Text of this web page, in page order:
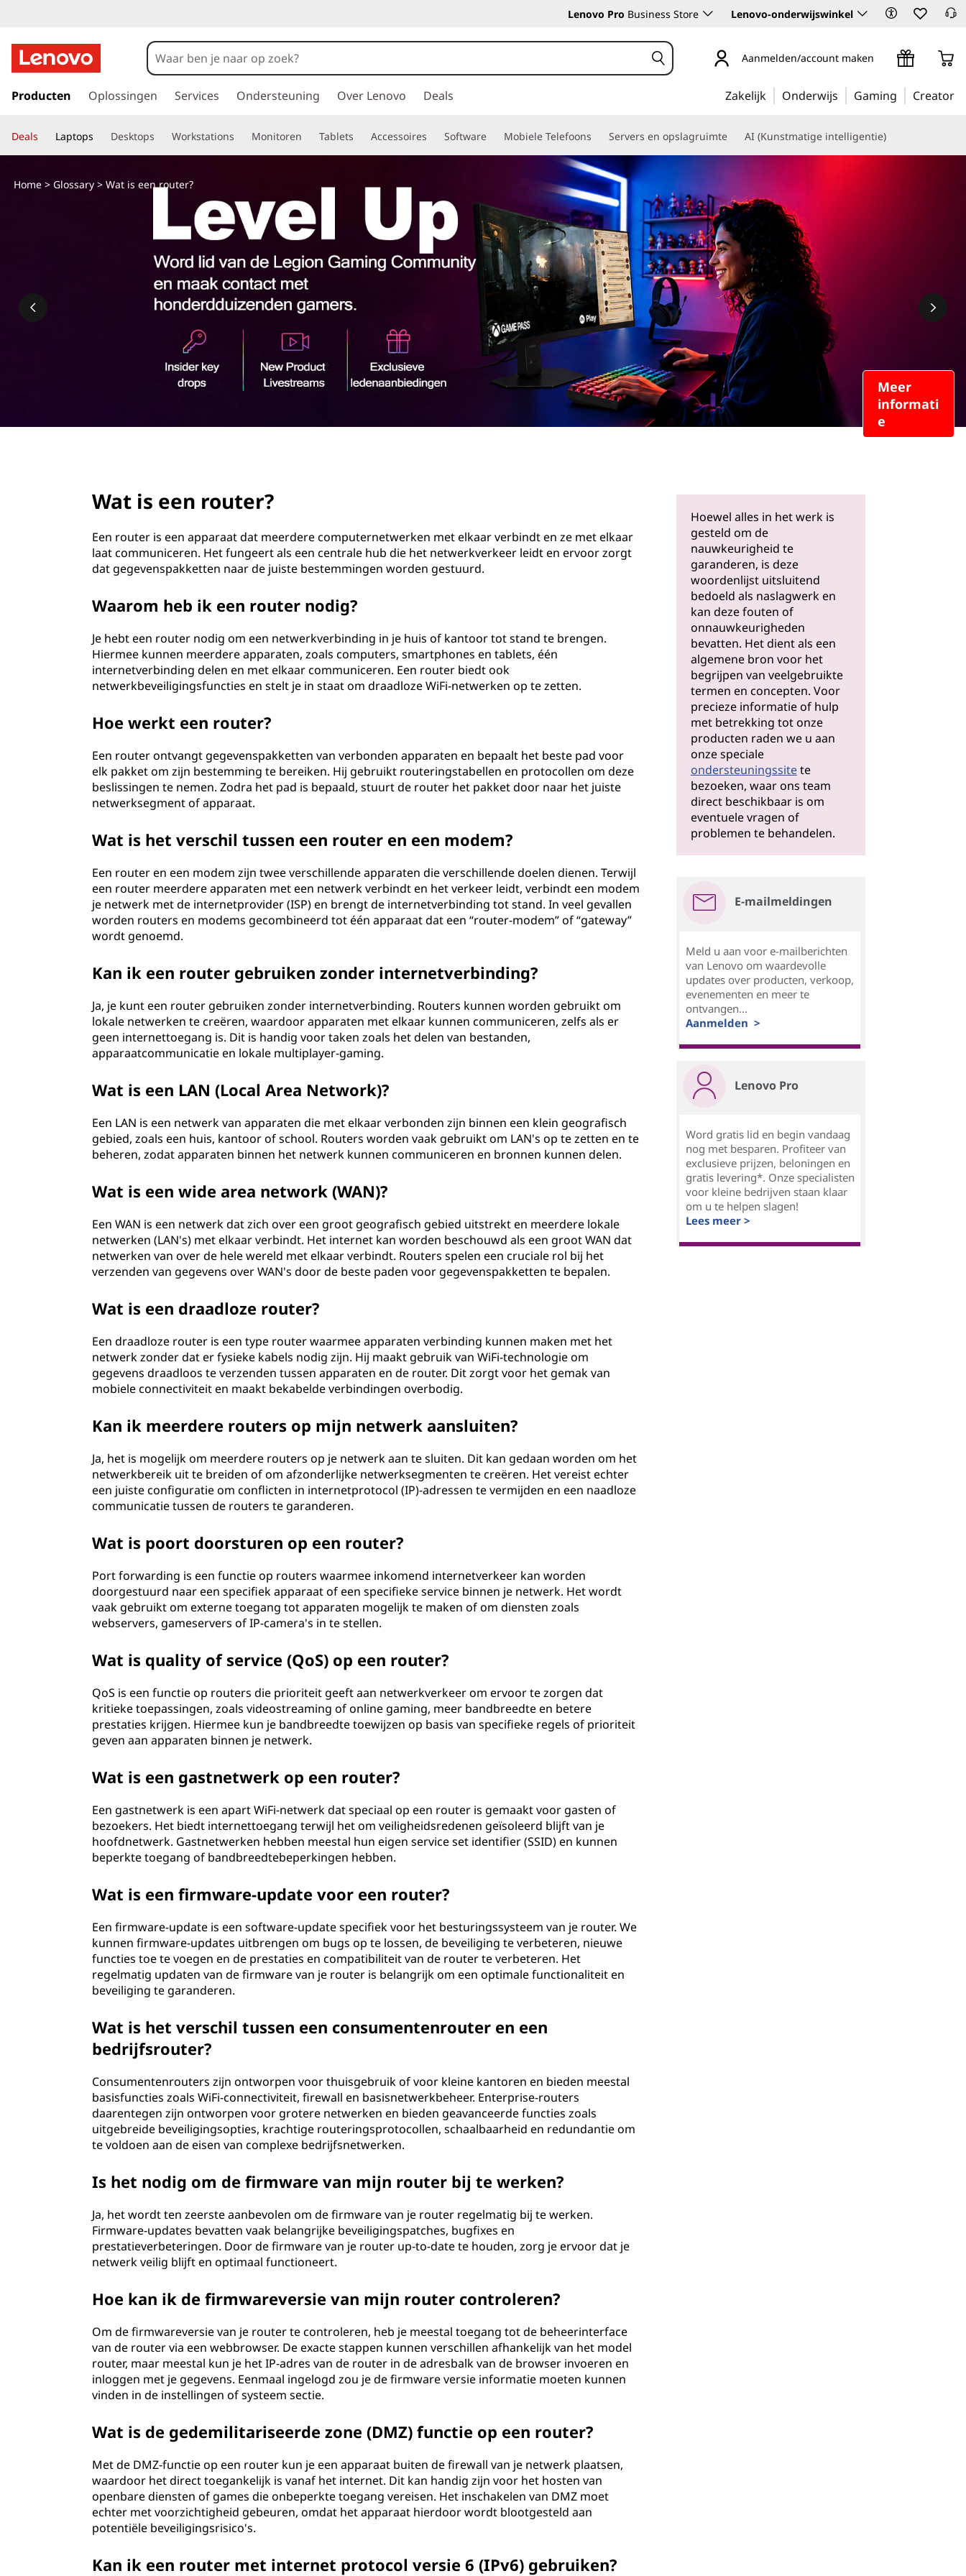
a
Lenovo Pro Business Store Lenovo-onderwijswinkel
a
a
r
e
Aanmelden/account maken
Producten Oplossingen Services Ondersteuning Over Lenovo Deals Zakelijk Onderwijs Gaming Creator
Deals Laptops Desktops Workstations Monitoren Tablets Accessoires Software Mobiele Telefoons Servers en opslagruimte AI (Kunstmatige intelligentie)
Meer
informati
e
Home> Glossary> Wat is een router?
Wat is een router?
Een router is een apparaat dat meerdere computernetwerken met elkaar verbindt en ze met elkaar
laat communiceren. Het fungeert als een centrale hub die het netwerkverkeer leidt en ervoor zorgt
dat gegevenspakketten naar de juiste bestemmingen worden gestuurd.
Waarom heb ik een router nodig?
Je hebt een router nodig om een netwerkverbinding in je huis of kantoor tot stand te brengen.
Hiermee kunnen meerdere apparaten, zoals computers, smartphones en tablets, één
internetverbinding delen en met elkaar communiceren. Een router biedt ook
netwerkbeveiligingsfuncties en stelt je in staat om draadloze WiFi-netwerken op te zetten.
Hoe werkt een router?
Een router ontvangt gegevenspakketten van verbonden apparaten en bepaalt het beste pad voor
elk pakket om zijn bestemming te bereiken. Hij gebruikt routeringstabellen en protocollen om deze
beslissingen te nemen. Zodra het pad is bepaald, stuurt de router het pakket door naar het juiste
netwerksegment of apparaat.
Wat is het verschil tussen een router en een modem?
Een router en een modem zijn twee verschillende apparaten die verschillende doelen dienen. Terwijl
een router meerdere apparaten met een netwerk verbindt en het verkeer leidt, verbindt een modem
je netwerk met de internetprovider (ISP) en brengt de internetverbinding tot stand. In veel gevallen
worden routers en modems gecombineerd tot één apparaat dat een “router-modem” of “gateway”
wordt genoemd.
Kan ik een router gebruiken zonder internetverbinding?
Ja, je kunt een router gebruiken zonder internetverbinding. Routers kunnen worden gebruikt om
lokale netwerken te creëren, waardoor apparaten met elkaar kunnen communiceren, zelfs als er
geen internettoegang is. Dit is handig voor taken zoals het delen van bestanden,
apparaatcommunicatie en lokale multiplayer-gaming.
Wat is een LAN (Local Area Network)?
Een LAN is een netwerk van apparaten die met elkaar verbonden zijn binnen een klein geografisch
gebied, zoals een huis, kantoor of school. Routers worden vaak gebruikt om LAN's op te zetten en te
beheren, zodat apparaten binnen het netwerk kunnen communiceren en bronnen kunnen delen.
Wat is een wide area network (WAN)?
Een WAN is een netwerk dat zich over een groot geografisch gebied uitstrekt en meerdere lokale
netwerken (LAN's) met elkaar verbindt. Het internet kan worden beschouwd als een groot WAN dat
netwerken van over de hele wereld met elkaar verbindt. Routers spelen een cruciale rol bij het
verzenden van gegevens over WAN's door de beste paden voor gegevenspakketten te bepalen.
Wat is een draadloze router?
Een draadloze router is een type router waarmee apparaten verbinding kunnen maken met het
netwerk zonder dat er fysieke kabels nodig zijn. Hij maakt gebruik van WiFi-technologie om
gegevens draadloos te verzenden tussen apparaten en de router. Dit zorgt voor het gemak van
mobiele connectiviteit en maakt bekabelde verbindingen overbodig.
Kan ik meerdere routers op mijn netwerk aansluiten?
Ja, het is mogelijk om meerdere routers op je netwerk aan te sluiten. Dit kan gedaan worden om het
netwerkbereik uit te breiden of om afzonderlijke netwerksegmenten te creëren. Het vereist echter
een juiste configuratie om conflicten in internetprotocol (IP)-adressen te vermijden en een naadloze
communicatie tussen de routers te garanderen.
Wat is poort doorsturen op een router?
Port forwarding is een functie op routers waarmee inkomend internetverkeer kan worden
doorgestuurd naar een specifiek apparaat of een specifieke service binnen je netwerk. Het wordt
vaak gebruikt om externe toegang tot apparaten mogelijk te maken of om diensten zoals
webservers, gameservers of IP-camera's in te stellen.
Wat is quality of service (QoS) op een router?
QoS is een functie op routers die prioriteit geeft aan netwerkverkeer om ervoor te zorgen dat
kritieke toepassingen, zoals videostreaming of online gaming, meer bandbreedte en betere
prestaties krijgen. Hiermee kun je bandbreedte toewijzen op basis van specifieke regels of prioriteit
geven aan apparaten binnen je netwerk.
Wat is een gastnetwerk op een router?
Een gastnetwerk is een apart WiFi-netwerk dat speciaal op een router is gemaakt voor gasten of
bezoekers. Het biedt internettoegang terwijl het om veiligheidsredenen geïsoleerd blijft van je
hoofdnetwerk. Gastnetwerken hebben meestal hun eigen service set identifier (SSID) en kunnen
beperkte toegang of bandbreedtebeperkingen hebben.
Wat is een firmware-update voor een router?
Een firmware-update is een software-update specifiek voor het besturingssysteem van je router. We
kunnen firmware-updates uitbrengen om bugs op te lossen, de beveiliging te verbeteren, nieuwe
functies toe te voegen en de prestaties en compatibiliteit van de router te verbeteren. Het
regelmatig updaten van de firmware van je router is belangrijk om een optimale functionaliteit en
beveiliging te garanderen.
Wat is het verschil tussen een consumentenrouter en een
bedrijfsrouter?
Consumentenrouters zijn ontworpen voor thuisgebruik of voor kleine kantoren en bieden meestal
basisfuncties zoals WiFi-connectiviteit, firewall en basisnetwerkbeheer. Enterprise-routers
daarentegen zijn ontworpen voor grotere netwerken en bieden geavanceerde functies zoals
uitgebreide beveiligingsopties, krachtige routeringsprotocollen, schaalbaarheid en redundantie om
te voldoen aan de eisen van complexe bedrijfsnetwerken.
Is het nodig om de firmware van mijn router bij te werken?
Ja, het wordt ten zeerste aanbevolen om de firmware van je router regelmatig bij te werken.
Firmware-updates bevatten vaak belangrijke beveiligingspatches, bugfixes en
prestatieverbeteringen. Door de firmware van je router up-to-date te houden, zorg je ervoor dat je
netwerk veilig blijft en optimaal functioneert.
Hoe kan ik de firmwareversie van mijn router controleren?
Om de firmwareversie van je router te controleren, heb je meestal toegang tot de beheerinterface
van de router via een webbrowser. De exacte stappen kunnen verschillen afhankelijk van het model
router, maar meestal kun je het IP-adres van de router in de adresbalk van de browser invoeren en
inloggen met je gegevens. Eenmaal ingelogd zou je de firmware versie informatie moeten kunnen
vinden in de instellingen of systeem sectie.
Wat is de gedemilitariseerde zone (DMZ) functie op een router?
Met de DMZ-functie op een router kun je een apparaat buiten de firewall van je netwerk plaatsen,
waardoor het direct toegankelijk is vanaf het internet. Dit kan handig zijn voor het hosten van
openbare diensten of games die onbeperkte toegang vereisen. Het inschakelen van DMZ moet
echter met voorzichtigheid gebeuren, omdat het apparaat hierdoor wordt blootgesteld aan
potentiële beveiligingsrisico's.
Kan ik een router met internet protocol versie 6 (IPv6) gebruiken?
Hoewel alles in het werk is
gesteld om de
nauwkeurigheid te
garanderen, is deze
woordenlijst uitsluitend
bedoeld als naslagwerk en
kan deze fouten of
onnauwkeurigheden
bevatten. Het dient als een
algemene bron voor het
begrijpen van veelgebruikte
termen en concepten. Voor
precieze informatie of hulp
met betrekking tot onze
producten raden we u aan
onze speciale
ondersteuningssitete
bezoeken, waar ons team
direct beschikbaar is om
eventuele vragen of
problemen te behandelen.
E-mailmeldingen
Meld u aan voor e-mailberichten
van Lenovo om waardevolle
updates over producten, verkoop,
evenementen en meer te
ontvangen...
Aanmelden >
Lenovo Pro
Word gratis lid en begin vandaag
nog met besparen. Profiteer van
exclusieve prijzen, beloningen en
gratis levering*. Onze specialisten
voor kleine bedrijven staan klaar
om u te helpen slagen!
Lees meer >